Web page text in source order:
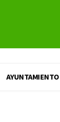
AYUNTAMIENTO